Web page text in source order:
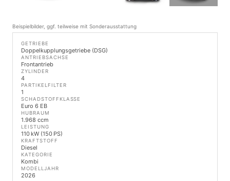
Beispielbilder, ggf. teilweise mit Sonderausstattung
GETRIEBE
Doppelkupplungsgetriebe (DSG)
ANTRIEBSACHSE
Frontantrieb
ZYLINDER
4
PARTIKELFILTER
1
SCHADSTOFFKLASSE
Euro 6 EB
HUBRAUM
1.968 ccm
LEISTUNG
110 kW (150 PS)
KRAFTSTOFF
Diesel
KATEGORIE
Kombi
MODELLJAHR
2026